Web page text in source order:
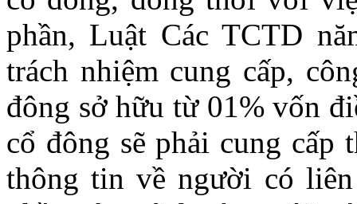
phần, Luật Các TCTD
trách nhiệm cung cấp,
đông sở hữu từ 01% vốn
cổ đông sẽ phải cung cấp
thông tin về người có